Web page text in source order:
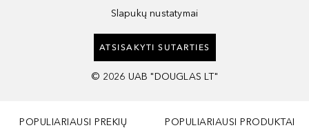
Slapukų nustatymai
ATSISAKYTI SUTARTIES
© 2026 UAB "DOUGLAS LT"
POPULIARIAUSI PREKIŲ
POPULIARIAUSI PRODUKTAI